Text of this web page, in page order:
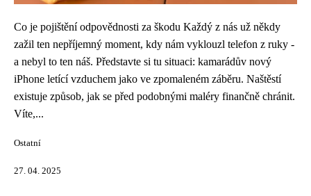
Co je pojištění odpovědnosti za škodu Každý z nás už někdy
zažil ten nepříjemný moment, kdy nám vyklouzl telefon z ruky -
a nebyl to ten náš. Představte si tu situaci: kamarádův nový
iPhone letící vzduchem jako ve zpomaleném záběru. Naštěstí
existuje způsob, jak se před podobnými maléry finančně chránit.
Víte,...
Ostatní
27. 04. 2025